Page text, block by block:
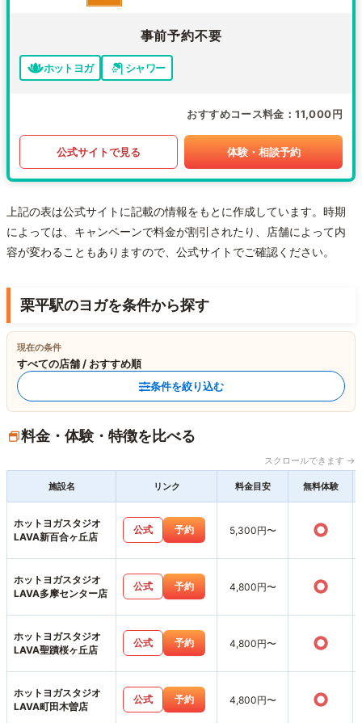
事前予約不要
ホットヨガ シャワー
おすすめコース料金 11,000円
公式サイトで見る 体験・相談予約
上記の表は公式サイトに記載の情報をもとに作成しています。時期
によっては、キャンペーンで料金が割引されたり、店舗によって内
容が変わることもありますので、公式サイトでご確認ください。
栗平駅のヨガを条件から探す
現在の条件
すべての店舗 / おすすめ順
条件を絞り込む
料金・体験・特徴を比べる
スクロールできます →
施設名 リンク 料金目安 無料体験
ホットヨガスタジオ
LAVA新百合ヶ丘店
公式 予約 5,300円〜 ○
ホットヨガスタジオ
LAVA多摩センター店
公式 予約 4,800円〜 ○
ホットヨガスタジオ
LAVA聖蹟桜ヶ丘店
公式 予約 4,800円〜 ○
ホットヨガスタジオ
LAVA町田木曽店
公式 予約 4,800円〜 ○